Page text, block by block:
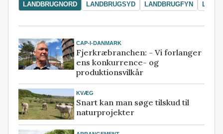
LANDBRUGNORD LANDBRUGSYD LANDBRUGFYN
CAP-I-DANMARK
Fjerkræbranchen: - Vi forlanger
ens konkurrence- og
produktionsvilkår
KVÆG
Snart kan man søge tilskud til
naturprojekter